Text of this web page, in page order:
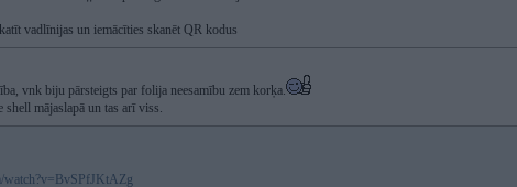
vadlīnijas un iemācīties skanēt QR kodus
vnk biju pārsteigts par folija neesamību zem korķa.
shell mājaslapā un tas arī viss.
watch?v=BvSPfJKtAZg